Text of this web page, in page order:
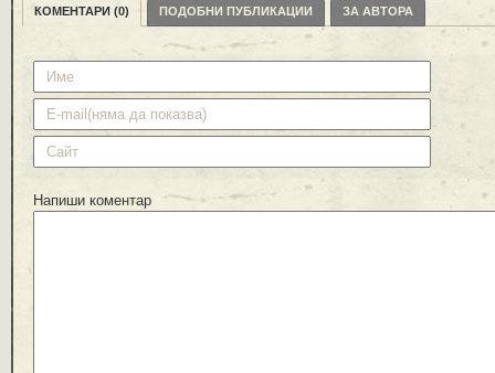
КОМЕНТАРИ (0) ПОДОБНИ ПУБЛИКАЦИИ ЗА АВТОРА
Напиши коментар